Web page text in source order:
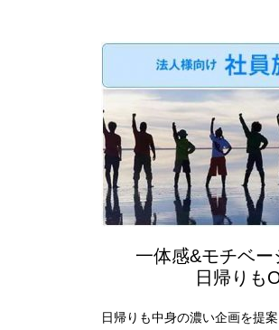
一体感&モチベー
日帰りも
日帰りも中身の濃い企画を提